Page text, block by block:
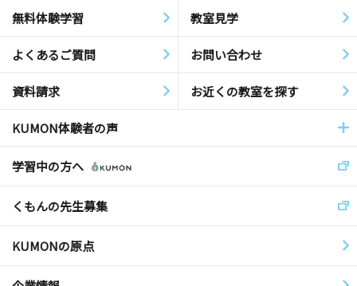
無料体験学習 教室見学
よくあるご質問 お問い合わせ
資料請求 お近くの教室を探す
KUMON体験者の声
学習中の方へ
くもんの先生募集
KUMONの原点